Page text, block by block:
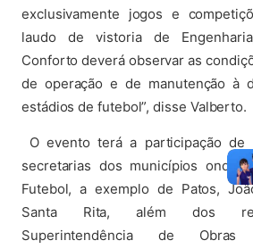
exclusivamente jogos e
laudo de vistoria de
Conforto deverá observar as
de operação e de manutenção à
estádios de futebol”, disse Valberto.
O evento terá a participação de
secretarias dos municípios onde
Futebol, a exemplo de Patos,
Santa Rita, além dos
Superintendência de